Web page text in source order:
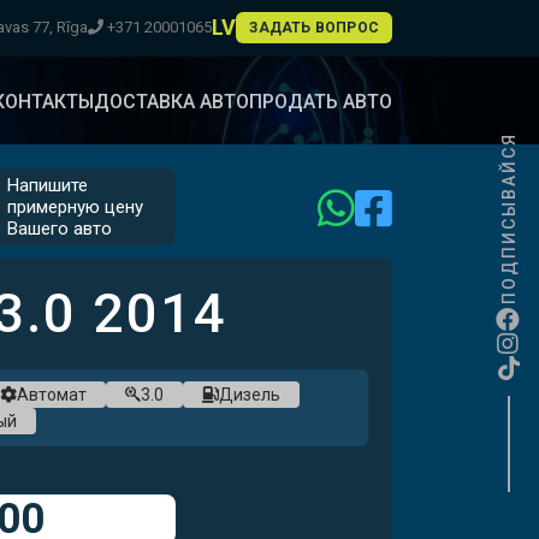
77, Rīga +371 20001065LV ЗАДАТЬ ВОПРОС
ДОСТАВКА АВТО ПРОДАТЬ АВТО
ВЗНОСА
с
Напишите
примерную цену
Вашего авто
2014
Автомат 3.0
Дизель
ПОДПИСЫВАЙСЯ